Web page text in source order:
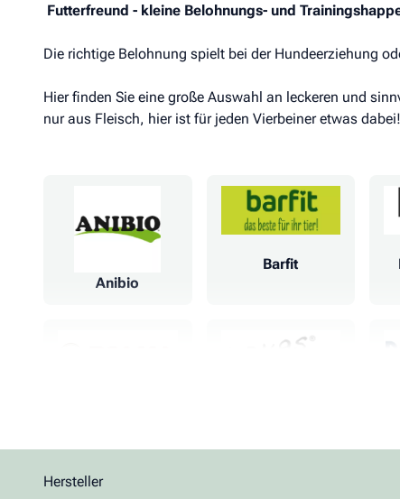
Futterfreund - kleine Belohnungs- und
Die richtige Belohnung spielt bei der Hundeerziehung
Hier finden Sie eine große Auswahl an leckeren und
nur aus Fleisch, hier ist für jeden Vierbeiner etwas dabei!
Anibio
Barfit
Hersteller